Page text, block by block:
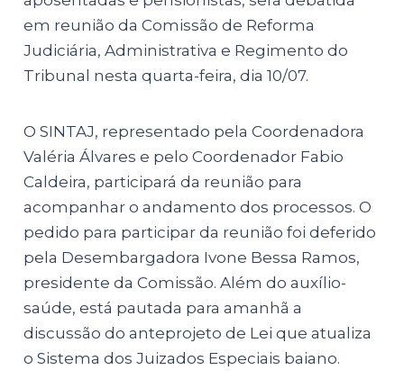
em reunião da Comissão de Reforma
Judiciária, Administrativa e Regimento do
Tribunal nesta quarta-feira, dia 10/07.
O SINTAJ, representado pela Coordenadora
Valéria Álvares e pelo Coordenador Fabio
Caldeira, participará da reunião para
acompanhar o andamento dos processos. O
pedido para participar da reunião foi deferido
pela Desembargadora Ivone Bessa Ramos,
presidente da Comissão. Além do auxílio-
saúde, está pautada para amanhã a
discussão do anteprojeto de Lei que atualiza
o Sistema dos Juizados Especiais baiano.